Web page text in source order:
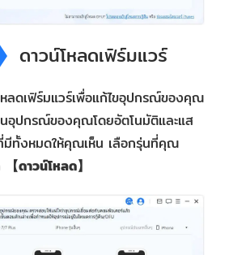
ดาวน์โหลดเฟิร์มแวร์
ดเฟิร์มแวร์เพื่อแก้ไขอุปกรณ์ของคุณ
นอุปกรณ์ของคุณโดยอัตโนมัติและแส
มีทั้งหมดให้คุณเห็น เลือกรุ่นที่คุณ
【ดาวน์โหลด】